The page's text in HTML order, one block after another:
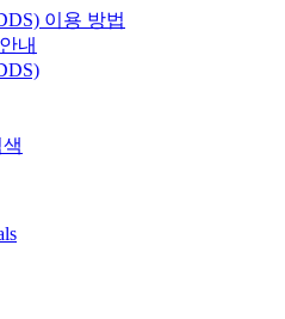
이용 방법
내